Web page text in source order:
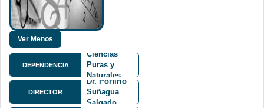
DEPENDENCIA
Ciencias
Puras y
Naturales
FCPN
DIRECTOR
Dr. Porfirio
Suñagua
Salgado